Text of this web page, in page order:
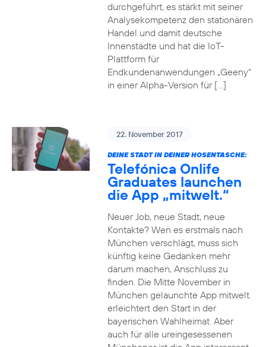
durchgeführt, es stärkt mit seiner
Analysekompetenz den stationären
Handel und damit deutsche
Innenstädte und hat die IoT-
Plattform für
Endkundenanwendungen „Geeny“
in einer Alpha-Version für […]
22. November 2017
DEINE STADT IN DEINER HOSENTASCHE:
Telefónica Onlife
Graduates launchen
die App „mitwelt.“
Neuer Job, neue Stadt, neue
Kontakte? Wen es erstmals nach
München verschlägt, muss sich
künftig keine Gedanken mehr
darum machen, Anschluss zu
finden. Die Mitte November in
München gelaunchte App mitwelt.
erleichtert den Start in der
bayerischen Wahlheimat. Aber
auch für alle ureingesessenen